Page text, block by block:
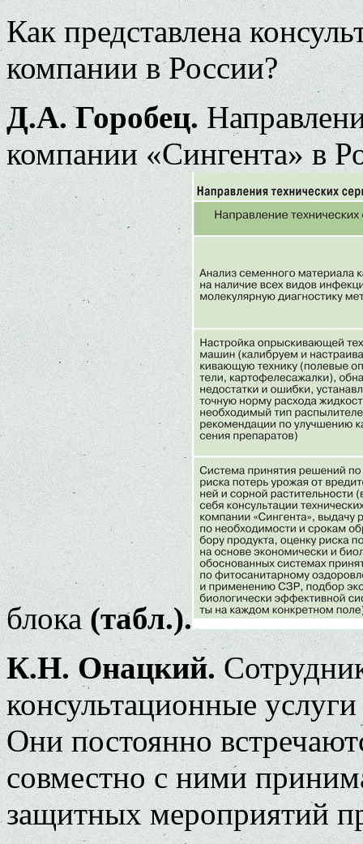
Как представлена
компании в России?
Д.А. Горобец.
компании «Сингента» в
блока(табл.).
К.Н. Онацкий.
консультационные
Они постоянно
совместно с ними
защитных мероприятий